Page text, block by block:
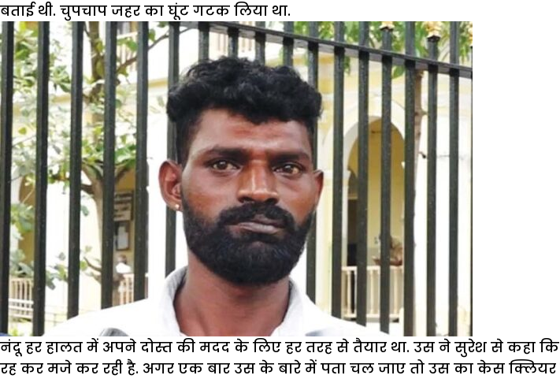
बताई थी. चुपचाप जहर का घूंट गटक लिया था.
नंदू हर हालत में अपने दोस्त की मदद के लिए हर तरह से तैयार था. उस ने सुरेश से कहा
रह कर मजे कर रही है. अगर एक बार उस के बारे में पता चल जाए तो उस का केस